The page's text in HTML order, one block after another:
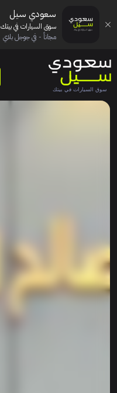
سعودي سيل
سوق السيارات في بيتك
مجاناً - في جوجل بلاي